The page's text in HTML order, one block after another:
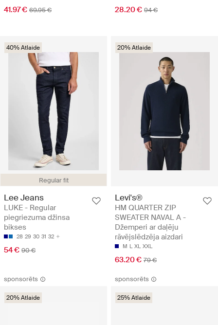
41.97 € 69.95 € 28.20 € 94 €
Regular fit
40% Atlaide
Lee Jeans
LUKE - Regular
piegriezuma džinsa
bikses
28 29 30 31 32
54 € 90 €
20% Atlaide
Levi's®
HM QUARTER ZIP
SWEATER NAVAL A -
Džemperi ar daļēju
rāvējslēdzēja aizdari
M L XL XXL
63.20 € 79 €
sponsorēts
20% Atlaide
sponsorēts
25% Atlaide